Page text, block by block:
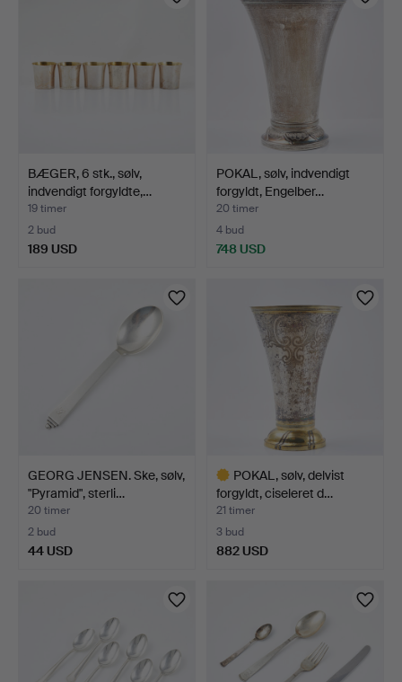
BÆGER, 6 stk., sølv,
indvendigt forgyldte,…
19 timer
2 bud
189 USD
POKAL, sølv, indvendigt
forgyldt, Engelber…
20 timer
4 bud
748 USD
GEORG JENSEN. Ske, sølv,
"Pyramid", sterli…
20 timer
2 bud
44 USD
POKAL, sølv, delvist
forgyldt, ciseleret d…
21 timer
3 bud
882 USD